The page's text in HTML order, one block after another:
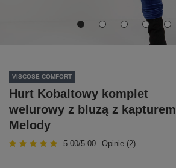
VISCOSE COMFORT
Hurt Kobaltowy komplet
welurowy z bluzą z kapturem
Melody
5.00/5.00 Opinie (2)